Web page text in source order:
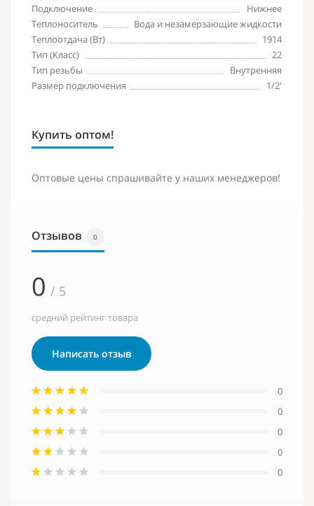
Подключение
Нижнее
Теплоноситель
Вода и незамерзающие жидкости
Теплоотдача (Вт)
1914
Тип (Класс)
22
Тип резьбы
Внутренняя
Размер подключения
1/2'
Купить оптом!
Оптовые цены спрашивайте у наших менеджеров!
Отзывов 0
0 / 5
средний рейтинг товара
Написать отзыв
0
0
0
0
0